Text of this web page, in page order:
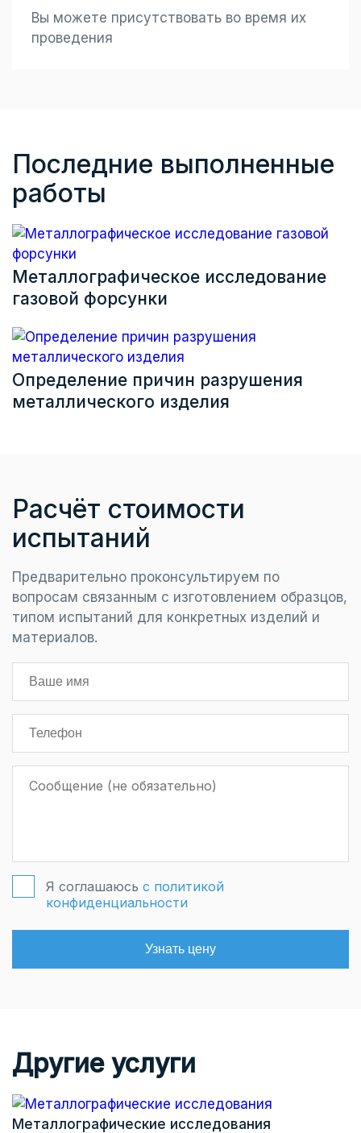
Вы можете присутствовать во время их
проведения
Последние выполненные
работы
Металлографическое исследование
газовой форсунки
Определение причин разрушения
металлического изделия
Расчёт стоимости
испытаний
Предварительно проконсультируем по
вопросам связанным с изготовлением образцов,
типом испытаний для конкретных изделий и
материалов.
Я соглашаюсь с политикой
конфиденциальности
Узнать цену
Другие услуги
Металлографические исследования